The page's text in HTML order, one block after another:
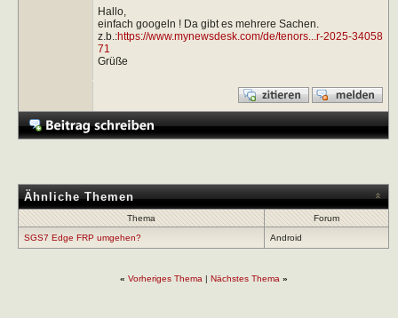
Hallo,
einfach googeln ! Da gibt es mehrere Sachen.
z.b.:https://www.mynewsdesk.com/de/tenors...r-2025-34058
71
Grüße
Ähnliche Themen
Thema
Forum
SGS7 Edge FRP umgehen?
Android
« Vorheriges Thema | Nächstes Thema »